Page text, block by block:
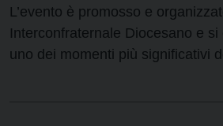
L’evento è promosso e
Interconfraternale Diocesano e
uno dei momenti più significativi